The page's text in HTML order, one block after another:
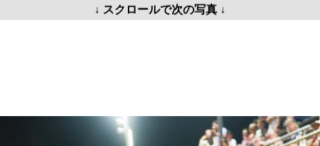
↓ スクロールで次の写真 ↓